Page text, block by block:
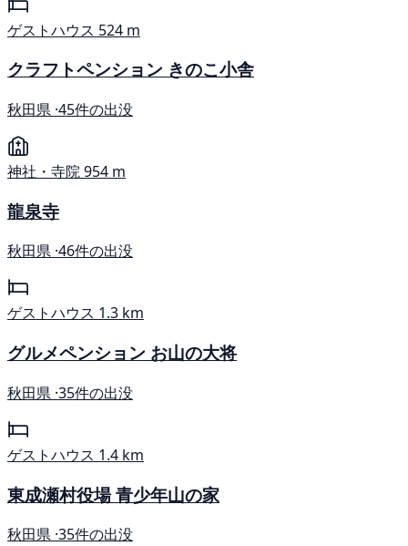
ゲストハウス 524 m
クラフトペンション きのこ小舎
秋田県 ·45件の出没
神社・寺院954 m
龍泉寺
秋田県 ·46件の出没
ゲストハウス 1.3 km
グルメペンション お山の大将
秋田県 ·35件の出没
ゲストハウス 1.4 km
東成瀬村役場 青少年山の家
秋田県 ·35件の出没